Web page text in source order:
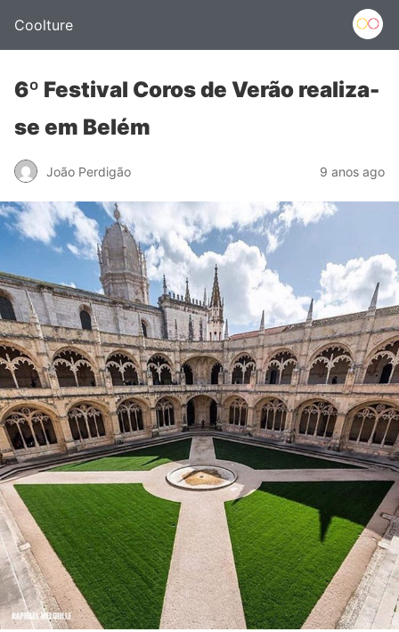
Coolture
6º Festival Coros de Verão realiza-
se em Belém
João Perdigão 9 anos ago